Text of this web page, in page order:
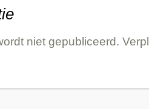
niet gepubliceerd.